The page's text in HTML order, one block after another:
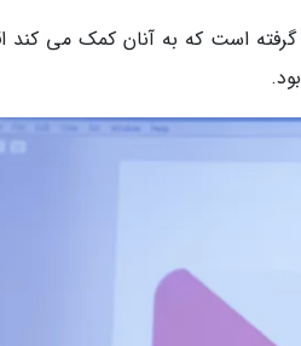
گرفته است که به آنان کمک می